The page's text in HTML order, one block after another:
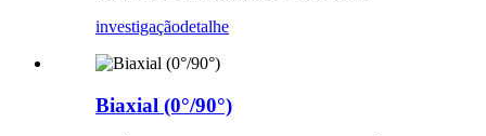
investigaçãodetalhe
Biaxial (0°/90°)